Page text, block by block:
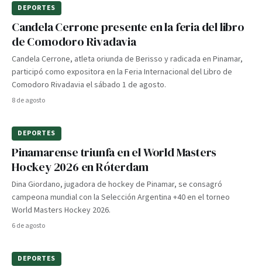
DEPORTES
Candela Cerrone presente en la feria del libro
de Comodoro Rivadavia
Candela Cerrone, atleta oriunda de Berisso y radicada en Pinamar,
participó como expositora en la Feria Internacional del Libro de
Comodoro Rivadavia el sábado 1 de agosto.
8 de agosto
DEPORTES
Pinamarense triunfa en el World Masters
Hockey 2026 en Róterdam
Dina Giordano, jugadora de hockey de Pinamar, se consagró
campeona mundial con la Selección Argentina +40 en el torneo
World Masters Hockey 2026.
6 de agosto
DEPORTES